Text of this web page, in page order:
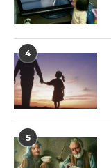
4
5